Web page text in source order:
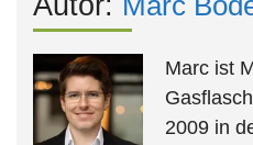
Marc ist
2009 in